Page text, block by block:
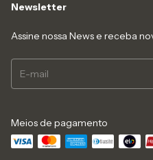
Newsletter
Assine nossa News e receba
Meios de pagamento